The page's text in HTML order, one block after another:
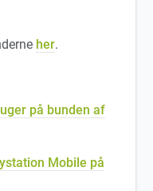
her.
på bunden af
Mobile på